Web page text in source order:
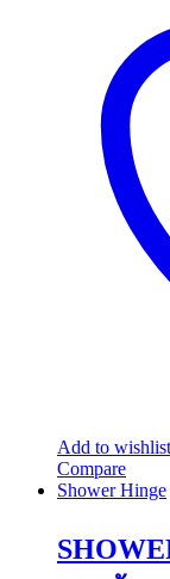
Add to wishlist
Compare
Shower Hinge